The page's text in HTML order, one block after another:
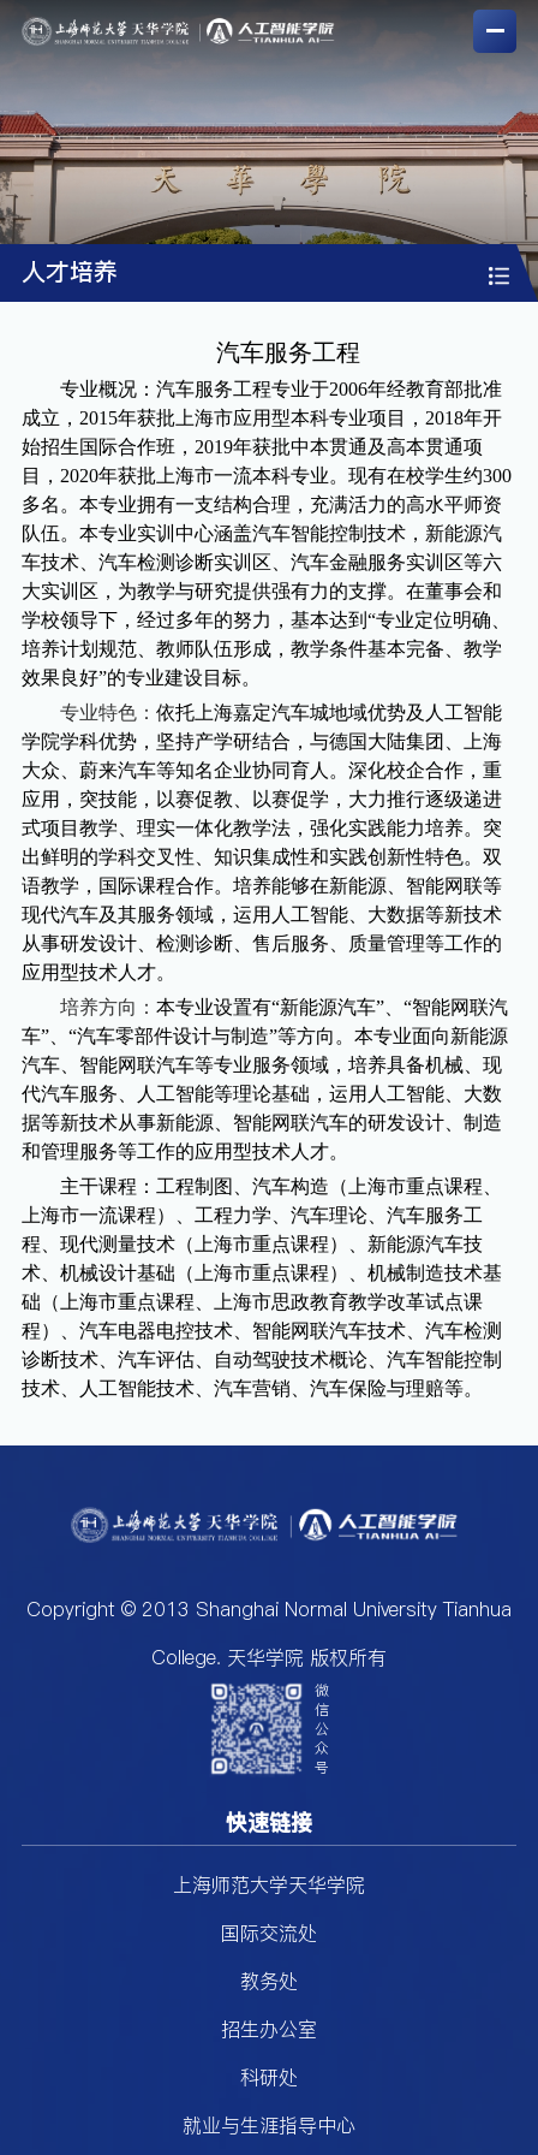
人才培养
汽车服务工程
专业概况：汽车服务工程专业于2006年经教育部批准
成立，2015年获批上海市应用型本科专业项目，2018年开
始招生国际合作班，2019年获批中本贯通及高本贯通项
目，2020年获批上海市一流本科专业。现有在校学生约300
多名。本专业拥有一支结构合理，充满活力的高水平师资
队伍。本专业实训中心涵盖汽车智能控制技术，新能源汽
车技术、汽车检测诊断实训区、汽车金融服务实训区等六
大实训区，为教学与研究提供强有力的支撑。在董事会和
学校领导下，经过多年的努力，基本达到“专业定位明确、
培养计划规范、教师队伍形成，教学条件基本完备、教学
效果良好”的专业建设目标。
专业特色： 依托上海嘉定汽车城地域优势及人工智能
学院学科优势，坚持产学研结合， 与德国大陆集团、上海
大众、蔚来汽车等知名企业协同育人。 深化校企合作， 重
应用，突技能， 以赛促教、以赛促学，大力推行逐级递进
式项目教学、理实一体化教学法，强化实践能力培养。突
出鲜明的学科交叉性、知识集成性和实践创新性特色。 双
语教学，国际课程合作。培养能够在新能源、智能网联等
现代汽车及其服务领域，运用人工智能、大数据等新技术
从事研发设计、检测诊断、售后服务、质量管理等工作的
应用型技术人才。
培养方向： 本专业设置有“新能源汽车”、“智能网联汽
车”、“汽车零部件设计与制造”等方向。本专业面向新能源
汽车、智能网联汽车等专业服务领域，培养具备机械、现
代汽车服务、人工智能等理论基础，运用人工智能、大数
据等新技术从事新能源、智能网联汽车的研发设计、制造
和管理服务等工作的应用型技术人才。
主干课程：工程制图、汽车构造（上海市重点课程、
上海市一流课程）、工程力学、汽车理论、汽车服务工
程、现代测量技术（上海市重点课程）、新能源汽车技
术、机械设计基础（上海市重点课程）、机械制造技术基
础（上海市重点课程、上海市思政教育教学改革试点课
程）、汽车电器电控技术、智能网联汽车技术、汽车检测
诊断技术、汽车评估、自动驾驶技术概论、汽车智能控制
技术、人工智能技术、汽车营销、汽车保险与理赔等。
Copyright © 2013 Shanghai Normal University Tianhua
College. 天华学院 版权所有
微
信
公
众
号
快速链接
上海师范大学天华学院
国际交流处
教务处
招生办公室
科研处
就业与生涯指导中心